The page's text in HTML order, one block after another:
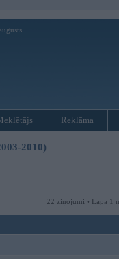
Reklāma
2010)
22 ziņojumi • Lapa 1